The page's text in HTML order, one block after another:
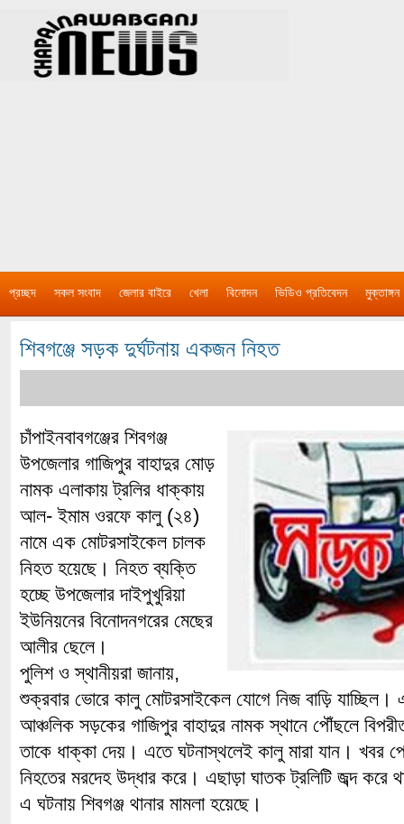
প্রচ্ছদ সকল সংবাদ জেলার বাইরে খেলা বিনোদন ভিডিও প্রতিবেদন মুক্তাঙ্গন
শিবগঞ্জে সড়ক দুর্ঘটনায় একজন নিহত
চাঁপাইনবাবগঞ্জের শিবগঞ্জ
উপজেলার গাজিপুর বাহাদুর মোড়
নামক এলাকায় ট্রলির ধাক্কায়
আল- ইমাম ওরফে কালু (২৪)
নামে এক মোটরসাইকেল চালক
নিহত হয়েছে। নিহত ব্যক্তি
হচ্ছে উপজেলার দাইপুখুরিয়া
ইউনিয়নের বিনোদনগরের মেছের
আলীর ছেলে।
পুলিশ ও স্থানীয়রা জানায়,
শুক্রবার ভোরে কালু মোটরসাইকেল যোগে নিজ বাড়ি যাচ্ছিল।
আঞ্চলিক সড়কের গাজিপুর বাহাদুর নামক স্থানে পৌঁছলে
তাকে ধাক্কা দেয়। এতে ঘটনাস্থলেই কালু মারা যান। খবর
নিহতের মরদেহ উদ্ধার করে। এছাড়া ঘাতক ট্রলিটি জব্দ করে
এ ঘটনায় শিবগঞ্জ থানার মামলা হয়েছে।